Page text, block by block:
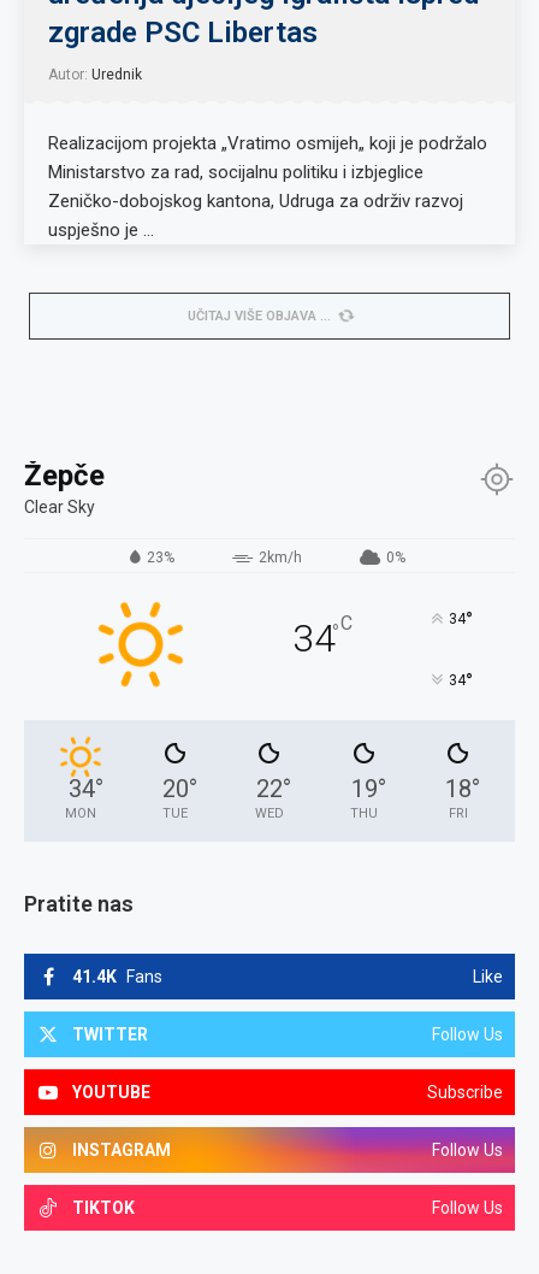
zgrade PSC Libertas
Autor: Urednik
Realizacijom projekta „Vratimo osmijeh„ koji je podržalo
Ministarstvo za rad, socijalnu politiku i izbjeglice
Zeničko-dobojskog kantona, Udruga za održiv razvoj
uspješno je …
UČITAJ VIŠE OBJAVA
Žepče
Clear Sky
23% 2km/h 0%
34°C 34°
34°
34°
MON
20°
TUE
22°
WED
19°
THU
18°
FRI
Pratite nas
41.4K Fans Like
TWITTER Follow Us
YOUTUBE Subscribe
INSTAGRAM Follow Us
TIKTOK Follow Us